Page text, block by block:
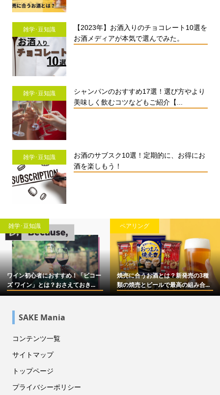
雑学･豆知識
【2023年】お酒入りのチョコレート10選を
お酒メディアが本気で選んでみた。
雑学･豆知識
シャンパンのおすすめ17選！選び方やより
美味しく飲むコツなどもご紹介【...
雑学･豆知識
お酒のサブスク10選！定期的に、お得にお
酒を楽しもう！
雑学･豆知識
ワイン初心者におすすめ！「ビコー
ズ ワイン」とは？おさえておき...
ペアリング
焼売に合うお酒とは？新発売の3種
類の焼売とビールで最高の組み合...
SAKE Mania
コンテンツ一覧
サイトマップ
トップページ
プライバシーポリシー